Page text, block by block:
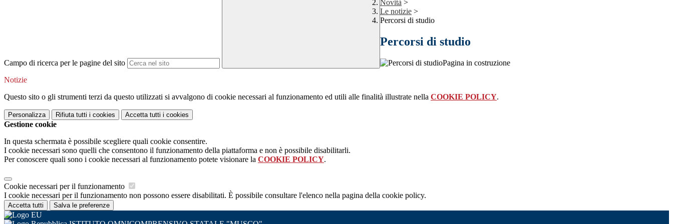
Campo di ricerca per le pagine del sito
Novità >
Le notizie >
Percorsi di studio
Percorsi di studio
Pagina in costruzione
Notizie
Questo sito o gli strumenti terzi da questo utilizzati si avvalgono di cookie necessari al funzionamento ed utili alle finalità illustrate nella COOKIE POLICY.
Personalizza Rifiuta tutti i cookies Accetta tutti i cookies
Gestione cookie
In questa schermata è possibile scegliere quali cookie consentire.
I cookie necessari sono quelli che consentono il funzionamento della piattaforma e non è possibile disabilitarli.
Per conoscere quali sono i cookie necessari al funzionamento potete visionare la COOKIE POLICY.
Cookie necessari per il funzionamento
I cookie necessari per il funzionamento non possono essere disabilitati. È possibile consultare l'elenco nella pagina della cookie policy.
Accetta tutti Salva le preferenze